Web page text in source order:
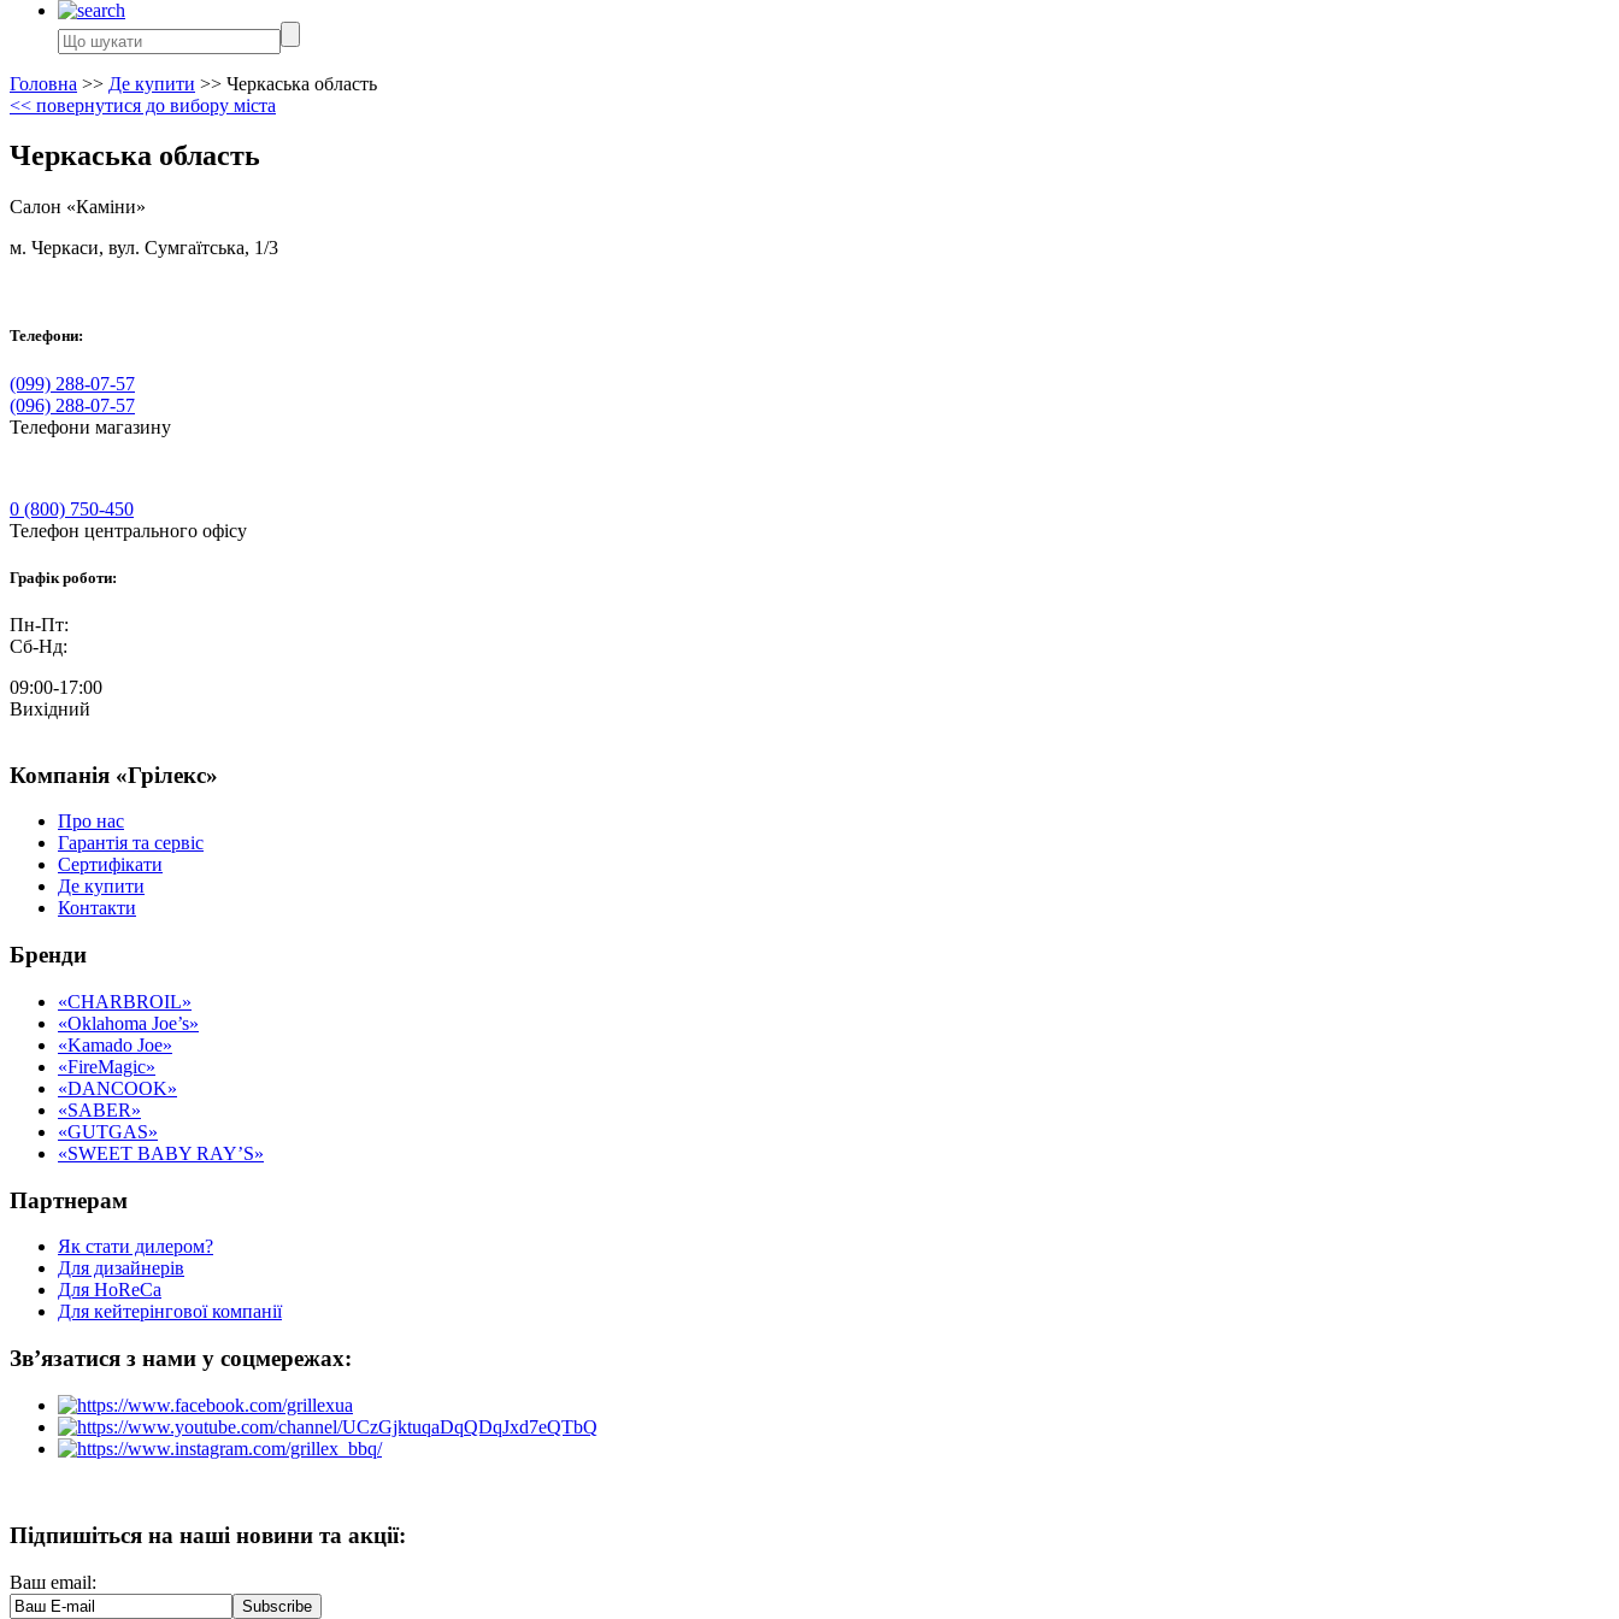
Головна >> Де купити >> Черкаська область
<< повернутися до вибору міста
Черкаська область
Салон «Каміни»
м. Черкаси, вул. Сумгаїтська, 1/3
Телефони:
(099) 288-07-57
(096) 288-07-57
Телефони магазину
0 (800) 750-450
Телефон центрального офісу
Графік роботи:
Пн-Пт:
Сб-Нд:
09:00-17:00
Вихідний
Компанія «Грілекс»
Про нас
Гарантія та сервіс
Сертифікати
Де купити
Контакти
Бренди
«CHARBROIL»
«Oklahoma Joe’s»
«Kamado Joe»
«FireMagic»
«DANCOOK»
«SABER»
«GUTGAS»
«SWEET BABY RAY’S»
Партнерам
Як стати дилером?
Для дизайнерів
Для HoReCa
Для кейтерінгової компанії
Зв’язатися з нами у соцмережах:
Підпишіться на наші новини та акції:
Ваш email: